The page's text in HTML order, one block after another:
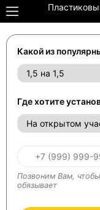
Какой из
Где хотите
Позвоним Вам,
обязывает